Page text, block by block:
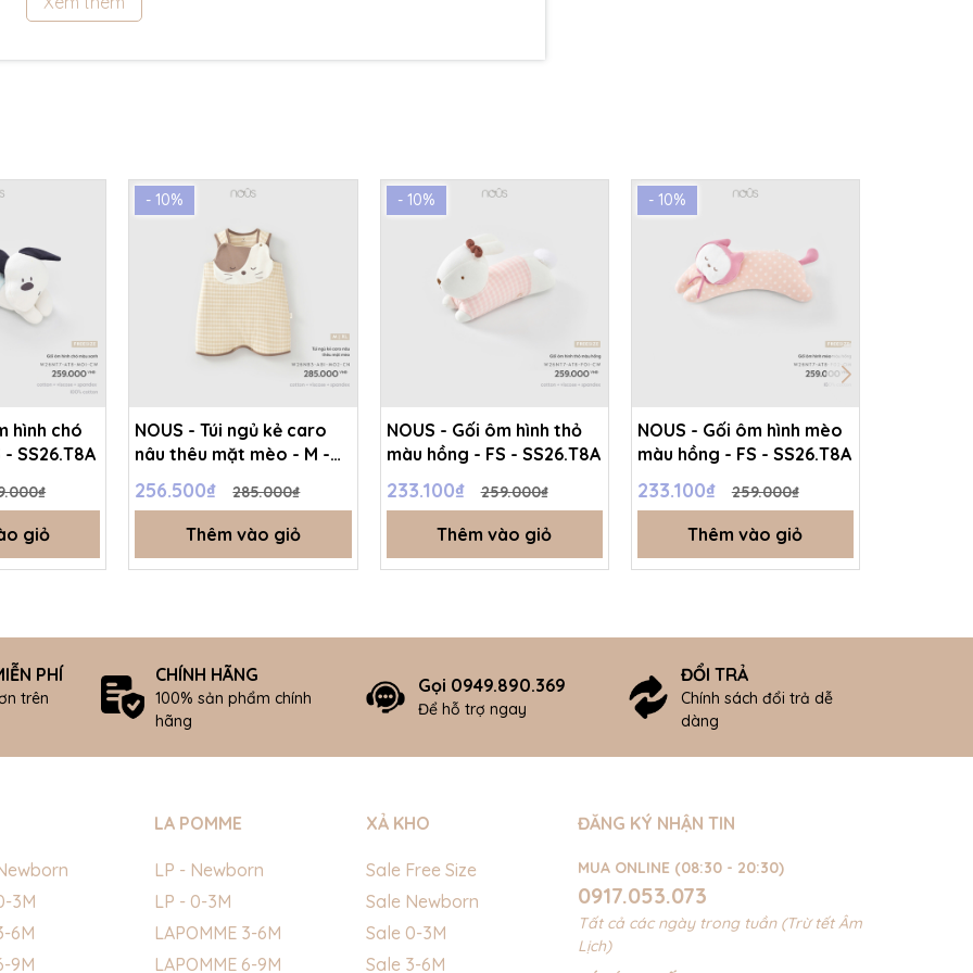
hình chó
SS26.T8A
giỏ
- 10%
NOUS - Túi ngủ kẻ caro
nâu thêu mặt mèo - M -
256.500₫ 285.000₫
Thêm vào giỏ
- 10%
NOUS - Gối ôm hình thỏ
màu hồng - FS - SS26.T8A
233.100₫ 259.000₫
Thêm vào giỏ
- 10%
NOUS - Gối ôm hình mèo
màu hồng - FS - SS26.T8A
233.100₫ 259.000₫
Thêm vào giỏ
PHÍ
trên
CHÍNH HÃNG
100% sản phẩm chính
hãng
Gọi 0949.890.369
Để hỗ trợ ngay
ĐỔI TRẢ
Chính sách đổi trả dễ
dàng
3M
6M
9M
LA POMME
LP - Newborn
LP - 0-3M
LAPOMME 3-6M
LAPOMME 6-9M
XẢ KHO
Sale Free Size
Sale Newborn
Sale 0-3M
Sale 3-6M
ĐĂNG KÝ NHẬN TIN
MUA ONLINE (08:30 - 20:30)
0917.053.073
Tất cả các ngày trong tuần (Trừ tết Âm
Lịch)